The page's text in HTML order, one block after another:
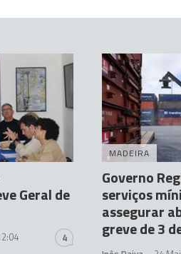
Geral de
4
MADEIRA
Governo
serviços
assegurar
greve de 3